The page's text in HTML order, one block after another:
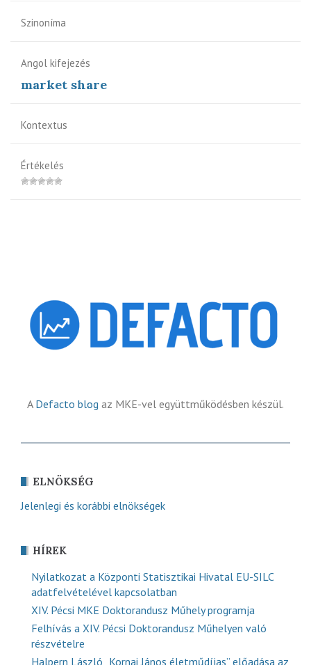
Szinoníma
Angol kifejezés
market share
Kontextus
Értékelés
A Defacto blog az MKE-vel együttműködésben készül.
ELNÖKSÉG
Jelenlegi és korábbi elnökségek
HÍREK
Nyilatkozat a Központi Statisztikai Hivatal EU-SILC
adatfelvételével kapcsolatban
XIV. Pécsi MKE Doktorandusz Műhely programja
Felhívás a XIV. Pécsi Doktorandusz Műhelyen való
részvételre
Halpern László „Kornai János életműdíjas” előadása az